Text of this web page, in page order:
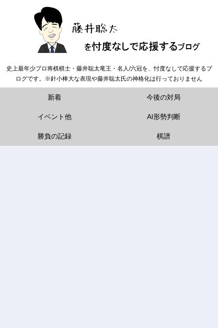
史上最年少プロ将棋棋士・藤井聡太竜王・名人/六冠を、忖度なしで応援するブ
ログです。※針小棒大な表現や藤井聡太氏の神格化は行っておりません
新着 今後の対局
イベント他 AI形勢判断
勝負の記録 棋譜